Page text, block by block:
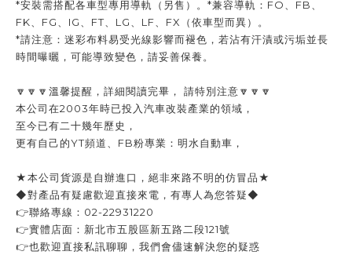
*安裝需搭配各車型專用導軌（另售）。*兼容導軌：FO、FB、
FK、FG、IG、FT、LG、LF、FX（依車型而異）。
*請注意：迷彩布料易受光線影響而褪色，若沾有汗漬或污垢並長
時間曝曬，可能導致變色，請妥善保養。
🔽🔽🔽溫馨提醒，詳細閱讀完畢， 請特別注意🔽🔽🔽
本公司在2003年時已投入汽車改裝產業的領域，
至今已有二十幾年歷史，
更有自己的YT頻道、FB粉專業：明水自動車，
★本公司貨源是自辦進口，絕非來路不明的仿冒品★
◆對產品有疑慮歡迎直接來電，有專人為您答疑◆
👉聯絡專線：02-22931220
👉實體店面：新北市五股區新五路二段121號
👉也歡迎直接私訊聊聊，我們會儘速解決您的疑惑